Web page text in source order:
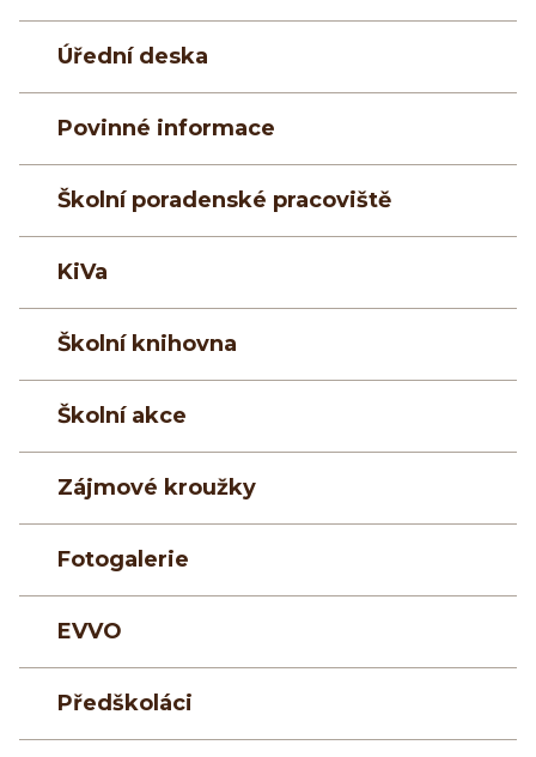
Úřední deska
Povinné informace
Školní poradenské pracoviště
KiVa
Školní knihovna
Školní akce
Zájmové kroužky
Fotogalerie
EVVO
Předškoláci